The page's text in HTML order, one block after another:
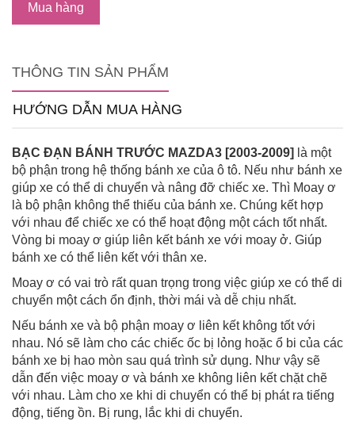
Mua hàng
THÔNG TIN SẢN PHẨM
HƯỚNG DẪN MUA HÀNG
BẠC ĐẠN BÁNH TRƯỚC MAZDA3 [2003-2009] là một
bộ phận trong hệ thống bánh xe của ô tô. Nếu như bánh xe
giúp xe có thể di chuyển và nâng đỡ chiếc xe. Thì Moay ơ
là bộ phận không thể thiếu của bánh xe. Chúng kết hợp
với nhau để chiếc xe có thể hoạt động một cách tốt nhất.
Vòng bi moay ơ giúp liên kết bánh xe với moay ở. Giúp
bánh xe có thể liên kết với thân xe.
Moay ơ có vai trò rất quan trọng trong việc giúp xe có thể di
chuyển một cách ổn định, thời mái và dễ chịu nhất.
Nếu bánh xe và bộ phận moay ơ liên kết không tốt với
nhau. Nó sẽ làm cho các chiếc ốc bị lỏng hoặc ổ bi của các
bánh xe bị hao mòn sau quá trình sử dụng. Như vậy sẽ
dẫn đến việc moay ơ và bánh xe không liên kết chặt chẽ
với nhau. Làm cho xe khi di chuyển có thể bị phát ra tiếng
động, tiếng ồn. Bị rung, lắc khi di chuyển.